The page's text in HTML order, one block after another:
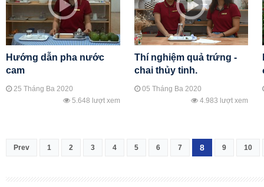
Hướng dẫn pha nước
cam
25 Tháng Ba 2020
5.648 lượt xem
Thí nghiệm quả trứng -
chai thủy tinh.
05 Tháng Ba 2020
4.983 lượt xem
Prev 1 2 3 4 5 6 7 8 9 10